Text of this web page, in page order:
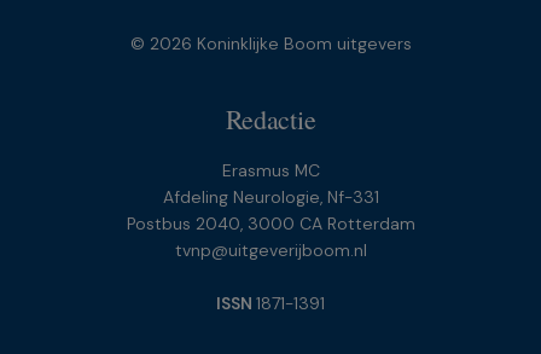
© 2026 Koninklijke Boom uitgevers
Redactie
Erasmus MC
Afdeling Neurologie, Nf-331
Postbus 2040, 3000 CA Rotterdam
tvnp@uitgeverijboom.nl
ISSN 1871-1391